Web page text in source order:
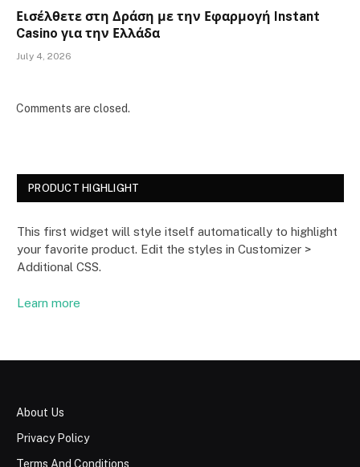
Εισέλθετε στη Δράση με την Εφαρμογή Instant
Casino για την Ελλάδα
July 4, 2026
Comments are closed.
PRODUCT HIGHLIGHT
This first widget will style itself automatically to highlight
your favorite product. Edit the styles in Customizer >
Additional CSS.
Learn more
About Us
Privacy Policy
Terms And Conditions